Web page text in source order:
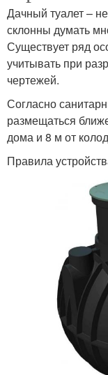
Дачный туалет –
склонны думать
Существует ряд
учитывать при
чертежей.
Согласно
размещаться
дома и 8 м от
Правила